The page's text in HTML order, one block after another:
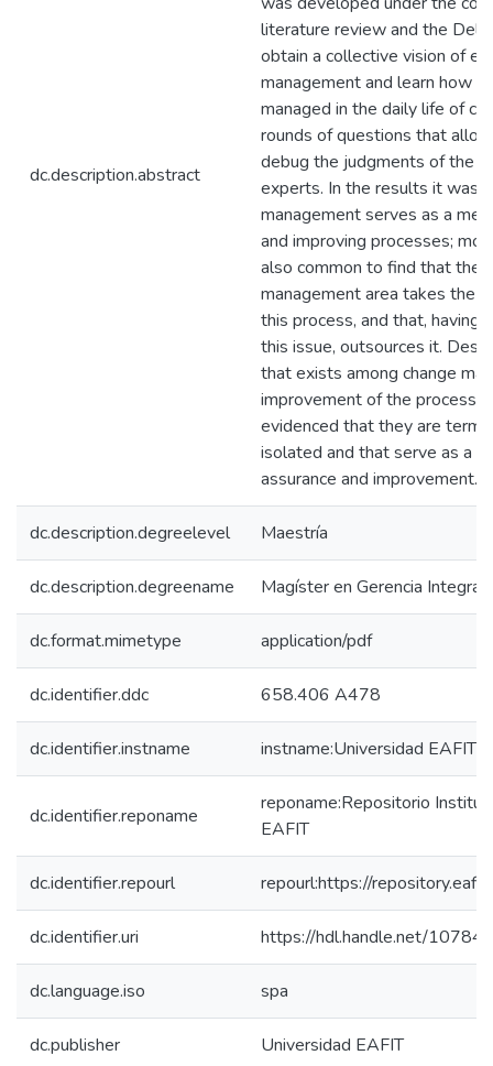
dc.description.abstract
literature review and the
obtain a collective vision of
management and learn how
managed in the daily life of
rounds of questions that
debug the judgments of the
experts. In the results it was
management serves as a
and improving processes;
also common to find that the
management area takes the
this process, and that, having
this issue, outsources it.
that exists among change
improvement of the
evidenced that they are
isolated and that serve as a
assurance and improvement.
dc.description.degreelevel Maestría
dc.description.degreename Magíster en Gerencia
dc.format.mimetype application/pdf
dc.identifier.ddc 658.406 A478
dc.identifier.instname instname:Universidad EAFIT
dc.identifier.reponame
reponame:Repositorio
EAFIT
dc.identifier.repourl repourl:https://
dc.identifier.uri https://hdl.handle.net/
dc.language.iso spa
dc.publisher Universidad EAFIT